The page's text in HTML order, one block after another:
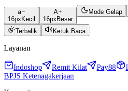
a
16px Kecil
A
16px Besar
Mode Gelap
Terbalik Ketuk Baca
Layanan
Indoshop Remit Kilat Pay88
BPJS Ketenagakerjaan